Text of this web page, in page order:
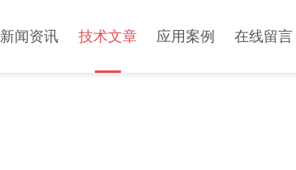
新闻资讯 技术文章 应用案例 在线留言